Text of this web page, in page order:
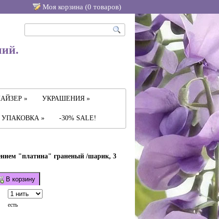
Моя корзина (0 товаров)
» УКРАШЕНИЯ »
УПАКОВКА » -30% SALE!
"платина" граненый /шарик, 3
В корзину
есть